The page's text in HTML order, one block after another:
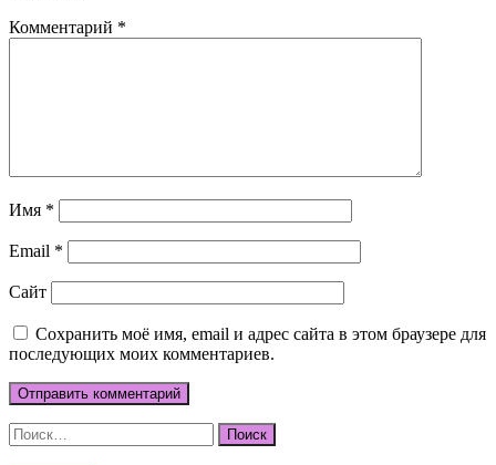
Комментарий *
Имя *
Email *
Сайт
Сохранить моё имя, email и адрес сайта в этом браузере для
последующих моих комментариев.
Найти: